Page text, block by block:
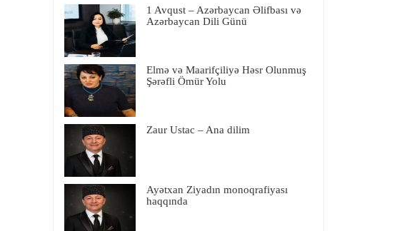
1 Avqust – Azərbaycan Əlifbası və
Azərbaycan Dili Günü
Elmə və Maarifçiliyə Həsr Olunmuş
Şərəfli Ömür Yolu
Zaur Ustac – Ana dilim
Ayətxan Ziyadın monoqrafiyası
haqqında